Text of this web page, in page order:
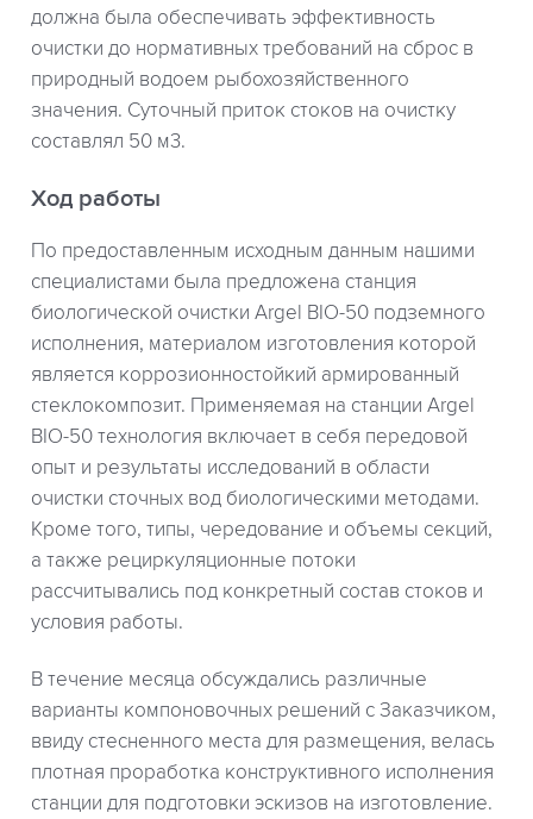
должна была обеспечивать эффективность
очистки до нормативных требований на сброс в
природный водоем рыбохозяйственного
значения. Суточный приток стоков на очистку
составлял 50 м3.
Ход работы
По предоставленным исходным данным нашими
специалистами была предложена станция
биологической очистки Argel BIO-50 подземного
исполнения, материалом изготовления которой
является коррозионностойкий армированный
стеклокомпозит. Применяемая на станции Argel
BIO-50 технология включает в себя передовой
опыт и результаты исследований в области
очистки сточных вод биологическими методами.
Кроме того, типы, чередование и объемы секций,
а также рециркуляционные потоки
рассчитывались под конкретный состав стоков и
условия работы.
В течение месяца обсуждались различные
варианты компоновочных решений с Заказчиком,
ввиду стесненного места для размещения, велась
плотная проработка конструктивного исполнения
станции для подготовки эскизов на изготовление.